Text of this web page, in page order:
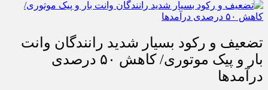
تضعیف و رکود بسیار شدید رانندگان وانت
بار و پیک موتوری/ کاهش ۵۰ درصدی
درآمدها